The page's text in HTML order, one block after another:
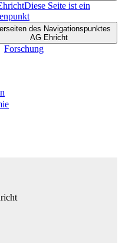
Diese Seite ist ein
des Navigationspunktes
AG Ehricht
Forschung